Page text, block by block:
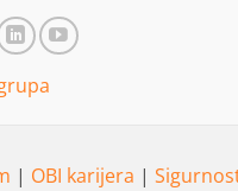
| OBI karijera |